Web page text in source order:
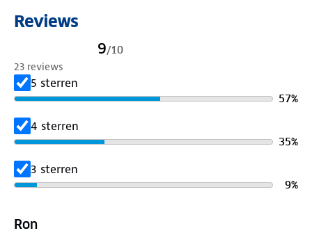
Reviews
9/10
23 reviews
5 sterren
57%
4 sterren
35%
3 sterren
9%
Ron